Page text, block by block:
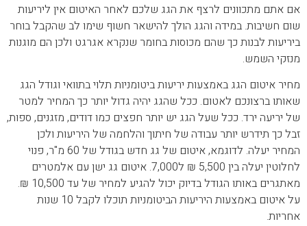
אם אתם מתכוונים לרצף את הגג שלכם לאחר האיטום אין ליריעות
שום חשיבות. במידה והגג הולך להישאר חשוף שימו לב שהקבל בוחר
ביריעות לבנות כך שהם מכוסות בחומר שנקרא אגרגט ולכן הם מוגנות
מנזקי השמש.
מחיר איטום הגג באמצעות יריעות ביטומניות תלוי בתוואי וגודל הגג
שאותו ברצונכם לאטום. ככל שהגג יהיה גדול יותר כך המחיר למטר
של יריעה ירד. ככל שעל הגג יש יותר חפצים כמו דודים, מזגנים, ספות,
זבל כך תידרש יותר עבודה של חיתוך והלחמה של היריעות ולכן
המחיר יעלה. לדוגמא, איטום של גג חדש בגודל של 60 מ"ר, פנוי
לחלוטין יעלה בין 5,500 ₪ ל7,000. איטום גג ישן עם אלמטרים
מאתגרים באותו הגודל בדיוק יכול להגיע למחיר של עד 10,500 ₪.
על איטום באמצעות היריעות הביטומניות תוכלו לקבל 10 שנות
אחריות.